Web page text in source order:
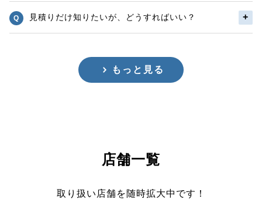
見積りだけ知りたいが、どうすればいい？
もっと見る
店舗一覧
取り扱い店舗を随時拡大中です！